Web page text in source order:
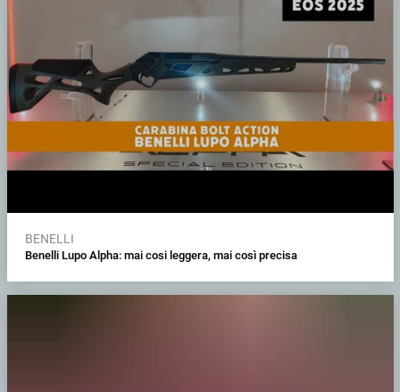
BENELLI
Benelli Lupo Alpha: mai cosi leggera, mai così precisa